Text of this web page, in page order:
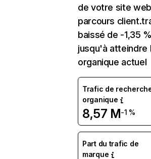
de votre site
parcours
baissé de -1,35
jusqu'à
organique actuel
Trafic de
organique
8,57 M-1 %
Part du trafic de
marque